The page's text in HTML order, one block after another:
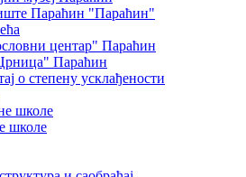
Параћин "Параћин"
центар" Параћин
Параћин
о степену усклађености
школе
школе